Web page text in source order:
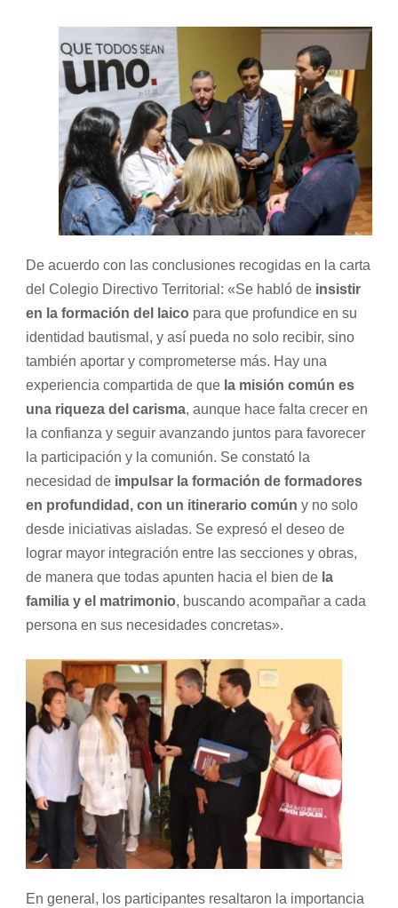
De acuerdo con las conclusiones recogidas en la carta
del Colegio Directivo Territorial: «Se habló de insistir
en la formación del laico para que profundice en su
identidad bautismal, y así pueda no solo recibir, sino
también aportar y comprometerse más. Hay una
experiencia compartida de que la misión común es
una riqueza del carisma, aunque hace falta crecer en
la confianza y seguir avanzando juntos para favorecer
la participación y la comunión. Se constató la
necesidad de impulsar la formación de formadores
en profundidad, con un itinerario común y no solo
desde iniciativas aisladas. Se expresó el deseo de
lograr mayor integración entre las secciones y obras,
de manera que todas apunten hacia el bien de la
familia y el matrimonio, buscando acompañar a cada
persona en sus necesidades concretas».
En general, los participantes resaltaron la importancia